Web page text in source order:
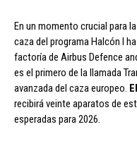
En un momento crucial para
caza del programa Halcón I
factoría de Airbus Defence
es el primero de la llamada
avanzada del caza europeo.
recibirá veinte aparatos de
esperadas para 2026.